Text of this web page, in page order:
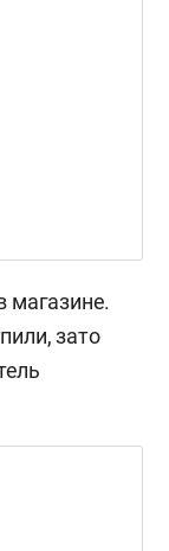
магазине.
зато